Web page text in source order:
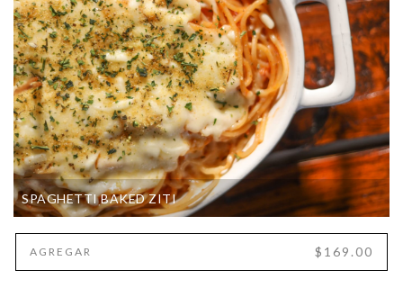
SPAGHETTI BAKED ZITI
AGREGAR $169.00